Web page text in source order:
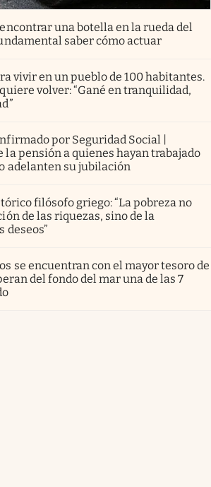
una botella en la rueda del
saber cómo actuar
vivir en un pueblo de 100 habitantes.
volver: “Gané en tranquilidad,
por Seguridad Social |
la pensión a quienes hayan trabajado
adelanten su jubilación
filósofo griego: “La pobreza no
de las riquezas, sino de la
se encuentran con el mayor tesoro de
del fondo del mar una de las 7